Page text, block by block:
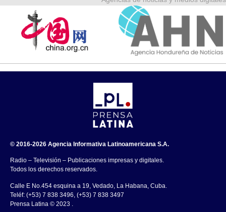
© 2016-2026 Agencia Informativa Latinoamericana S.A.
Radio – Televisión – Publicaciones impresas y digitales.
Todos los derechos reservados.
Calle E No.454 esquina a 19, Vedado, La Habana, Cuba.
Teléf: (+53) 7 838 3496, (+53) 7 838 3497
Prensa Latina © 2023 .